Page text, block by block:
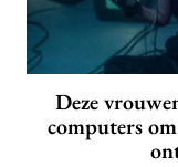
Deze
computers